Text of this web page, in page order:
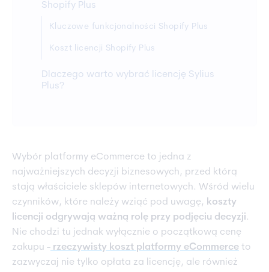
Shopify Plus
Kluczowe funkcjonalności Shopify Plus
Koszt licencji Shopify Plus
Dlaczego warto wybrać licencję Sylius
Plus?
Wybór platformy eCommerce to jedna z
najważniejszych decyzji biznesowych, przed którą
stają właściciele sklepów internetowych. Wśród wielu
czynników, które należy wziąć pod uwagę, koszty
licencji odgrywają ważną rolę przy podjęciu decyzji.
Nie chodzi tu jednak wyłącznie o początkową cenę
zakupu - rzeczywisty koszt platformy eCommerce to
zazwyczaj nie tylko opłata za licencję, ale również